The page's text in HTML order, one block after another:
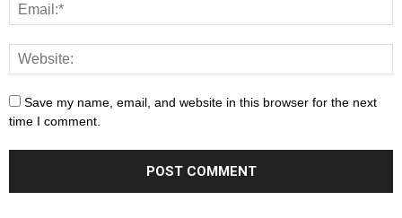
Save my name, email, and website in this browser for the next
time I comment.